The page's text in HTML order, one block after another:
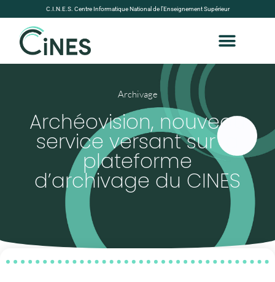
C.I.N.E.S. Centre Informatique National de l’Enseignement Supérieur
Archivage
Archéovision, nouveau
service versant sur la
plateforme
d’archivage du CINES